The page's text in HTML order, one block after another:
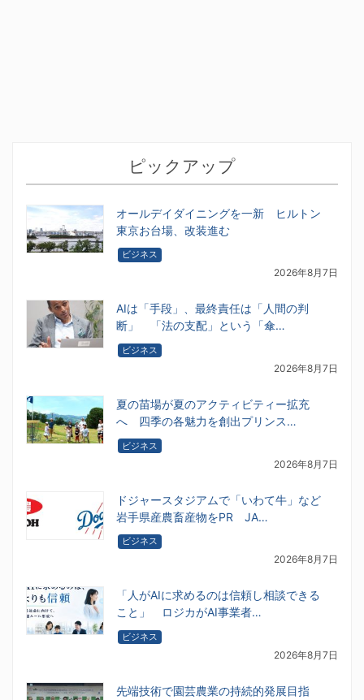
ピックアップ
オールデイダイニングを一新 ヒルトン
東京お台場、改装進む
ビジネス
2026年8月7日
AIは「手段」、最終責任は「人間の判
断」 「法の支配」という「傘…
ビジネス
2026年8月7日
夏の苗場が夏のアクティビティー拡充
へ 四季の各魅力を創出プリンス…
ビジネス
2026年8月7日
ドジャースタジアムで「いわて牛」など
岩手県産農畜産物をPR JA…
ビジネス
2026年8月7日
「人がAIに求めるのは信頼し相談できる
こと」 ロジカがAI事業者…
ビジネス
2026年8月7日
先端技術で園芸農業の持続的発展目指